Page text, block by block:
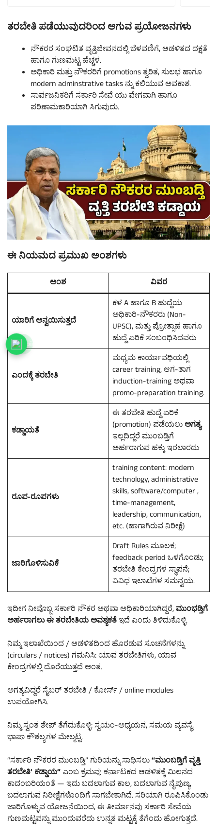
ತರಬೇತಿ ಪಡೆಯುವುದರಿಂದ ಆಗುವ ಪ್ರಯೋಜನಗಳು
ನೌಕರರ ಸಂಘಟಿತ ವೃತ್ತಿಜೀವನದಲ್ಲಿ ಬೆಳವಣಿಗೆ, ಆಡಳಿತದ ದಕ್ಷತೆ
ಹಾಗೂ ಗುಣಮಟ್ಟ ಹೆಚ್ಚಳ.
ಅಧಿಕಾರಿ ಮತ್ತು ನೌಕರರಿಗೆ promotions ತ್ವರಿತ, ಸುಲಭ ಹಾಗೂ
modern adminstrative tasks ನ್ನು ಕಲಿಯುವ ಅವಕಾಶ.
ಸಾರ್ವಜನಿಕರಿಗೆ ಸರ್ಕಾರಿ ಸೇವೆ ಯು ವೇಗವಾಗಿ ಹಾಗೂ
ಪರಿಣಾಮಕಾರಿಯಾಗಿ ಸಿಗುವುದು.
ಈ ನಿಯಮದ ಪ್ರಮುಖ ಅಂಶಗಳು
ಅಂಶ ವಿವರ
ಯಾರಿಗೆ ಅನ್ವಯಿಸುತ್ತದೆ
ಕ‍‍‍‍‍‍‍‍‍‍‍‍‍‍‍‍‍‍‍‍‍‍‍‍‍‍‍‍ಳ A ಹಾಗೂ B ಹುದ್ದೆಯ
ಅಧಿಕಾರಿ-ನೌಕರರು (Non-
UPSC), ಮತ್ತು ಪ್ರೋತ್ಸಾಹ ಹಾಗೂ
ಹುದ್ದೆ ಏರಿಕೆ ಸಂಬಂಧಿಸಿದವರು
ಎಂದಕ್ಕೆ ತರಬೇತಿ
ಮಧ್ಯಮ ಕಾರ್ಯಾವಧಿಯಲ್ಲಿ
career training, ಆಗ-ತಾಗ
induction-training ಅಥವಾ
promo-preparation training.
ಕಡ್ಡಾಯತೆ
ಈ ತರಬೇತಿ ಹುದ್ದೆ ಏರಿಕೆ
(promotion) ಪಡೆಯಲುಅಗತ್ಯ,
ಇಲ್ಲದಿದ್ದರೆ ಮುಂಬಡ್ತಿಗೆ
ಅರ್ಹರಾಗುವ ಹಕ್ಕು ಇರಲಾರದು
ರೂಪ-ರೂಪಗಳು
training content: modern
technology, administrative
skills, software/computer ,
time-management,
leadership, communication,
etc. (ಹಾಗಾಗಿರುವ ನಿರೀಕ್ಷೆ)
ಜಾರಿಗೊಳಿಸುವಿ­ಕೆ
Draft Rules ಮೂಲಕ;
feedback period ಒಳಗೊಂಡು;
ತರಬೇತಿ ಕೇಂದ್ರಗಳ ಸ್ಥಾಪನೆ;
ವಿವಿಧ ಇಲಾಖೆಗಳ ಸಮನ್ವಯ.
ಇದೀಗ ನೀವೊಬ್ಬ ಸರ್ಕಾರಿ ನೌಕರ ಅಥವಾ ಅಧಿಕಾರಿಯಾಗಿದ್ದರೆ,ಮುಂಭಡ್ತಿಗೆ
ಅರ್ಹರಾಗಲು ಈ ತರಬೇತಿಯ ಅವಶ್ಯಕತೆಇದೆ ಎಂದು ತಿಳಿದುಕೊಳ್ಳಿ.
ನಿಮ್ಮ ಇಲಾಖೆಯಿಂದ / ಆಡಳಿತದಿಂದ ಹೊರಡುವ ಸೂಚನೆಗಳನ್ನು
(circulars / notices) ಗಮನಿಸಿ: ಯಾವ ತರಬೇತಿಗಳು, ಯಾವ
ಕೇಂದ್ರಗಳಲ್ಲಿ ದೊರೆಯುತ್ತದೆ ಅಂತ.
ಅಗತ್ಯವಿದ್ದರೆ ಸೈಬರ್ ತರಬೇತಿ / ಕೋರ್ಸ್ / online modules
ಉಪಯೋಗಿಸಿ.
ನಿಮ್ಮ ಸ್ವಂತ ಶೇಪ್ ತೆಗೆದುಕೊಳ್ಳಿ: ಸ್ವಯಂ-ಅಧ್ಯಯನ, ಸಮಯ ವ್ಯವಸ್ಥೆ,
ಭಾಷಾ ಕೌಶಲ್ಯಗಳ ಮೇಲ್ಮಟ್ಟ.
“ಸರ್ಕಾರಿ ನೌಕರರ ಮುಂಬಡ್ತಿ” ಗುರಿಯನ್ನು ಸಾಧಿಸಲು“ಮುಂಬಡ್ತಿಗೆ ವೃತ್ತಿ
ತರಬೇತಿ’ ಕಡ್ಡಾಯ”ಎಂಬ ಕ್ರಮವು ಕರ್ನಾಟಕದ ಆಡಳಿತಕ್ಕೆ ಮಿಲನದ
ಕಾದಂಬರಿಯಂತೆ — ಇದು ಬದಲಾಗುವ ಕಾಲ, ಬದಲಾಗುವ ನೈಪುಣ್ಯ,
ಬದಲಾಗುವ ನಿರೀಕ್ಷೆಗಳೊಂದಿಗೆ ಸಾಗಬೇಕಾಗಿದೆ. ಸರಿಯಾಗಿ ರೂಪಿಸಿಕೊಂಡು
ಜಾರಿಗೊಳ್ಳುವ ಯೋಜನೆಯಿಂದ, ಈ ತೀರ್ಮಾನವು ಸರ್ಕಾರಿ ಸೇವೆಯ
ಗುಣಮಟ್ಟವನ್ನು ಮುಂದುವರೆದು ಉನ್ನತ ಮಟ್ಟಕ್ಕೆ ತೆಗೆಂದು ಹೋಗುತ್ತದೆ.
Join WhatsApp Group